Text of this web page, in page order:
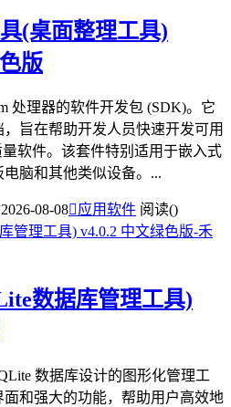
(桌面整理工具)
版
处理器的软件开发包 (SDK)。它
旨在帮助开发人员快速开发可用
量软件。该套件特别适用于嵌入式
脑和其他类似设备。...
2026-08-08应用软件 阅读()
数据库管理工具)
数据库设计的图形化管理工
和强大的功能，帮助用户高效地